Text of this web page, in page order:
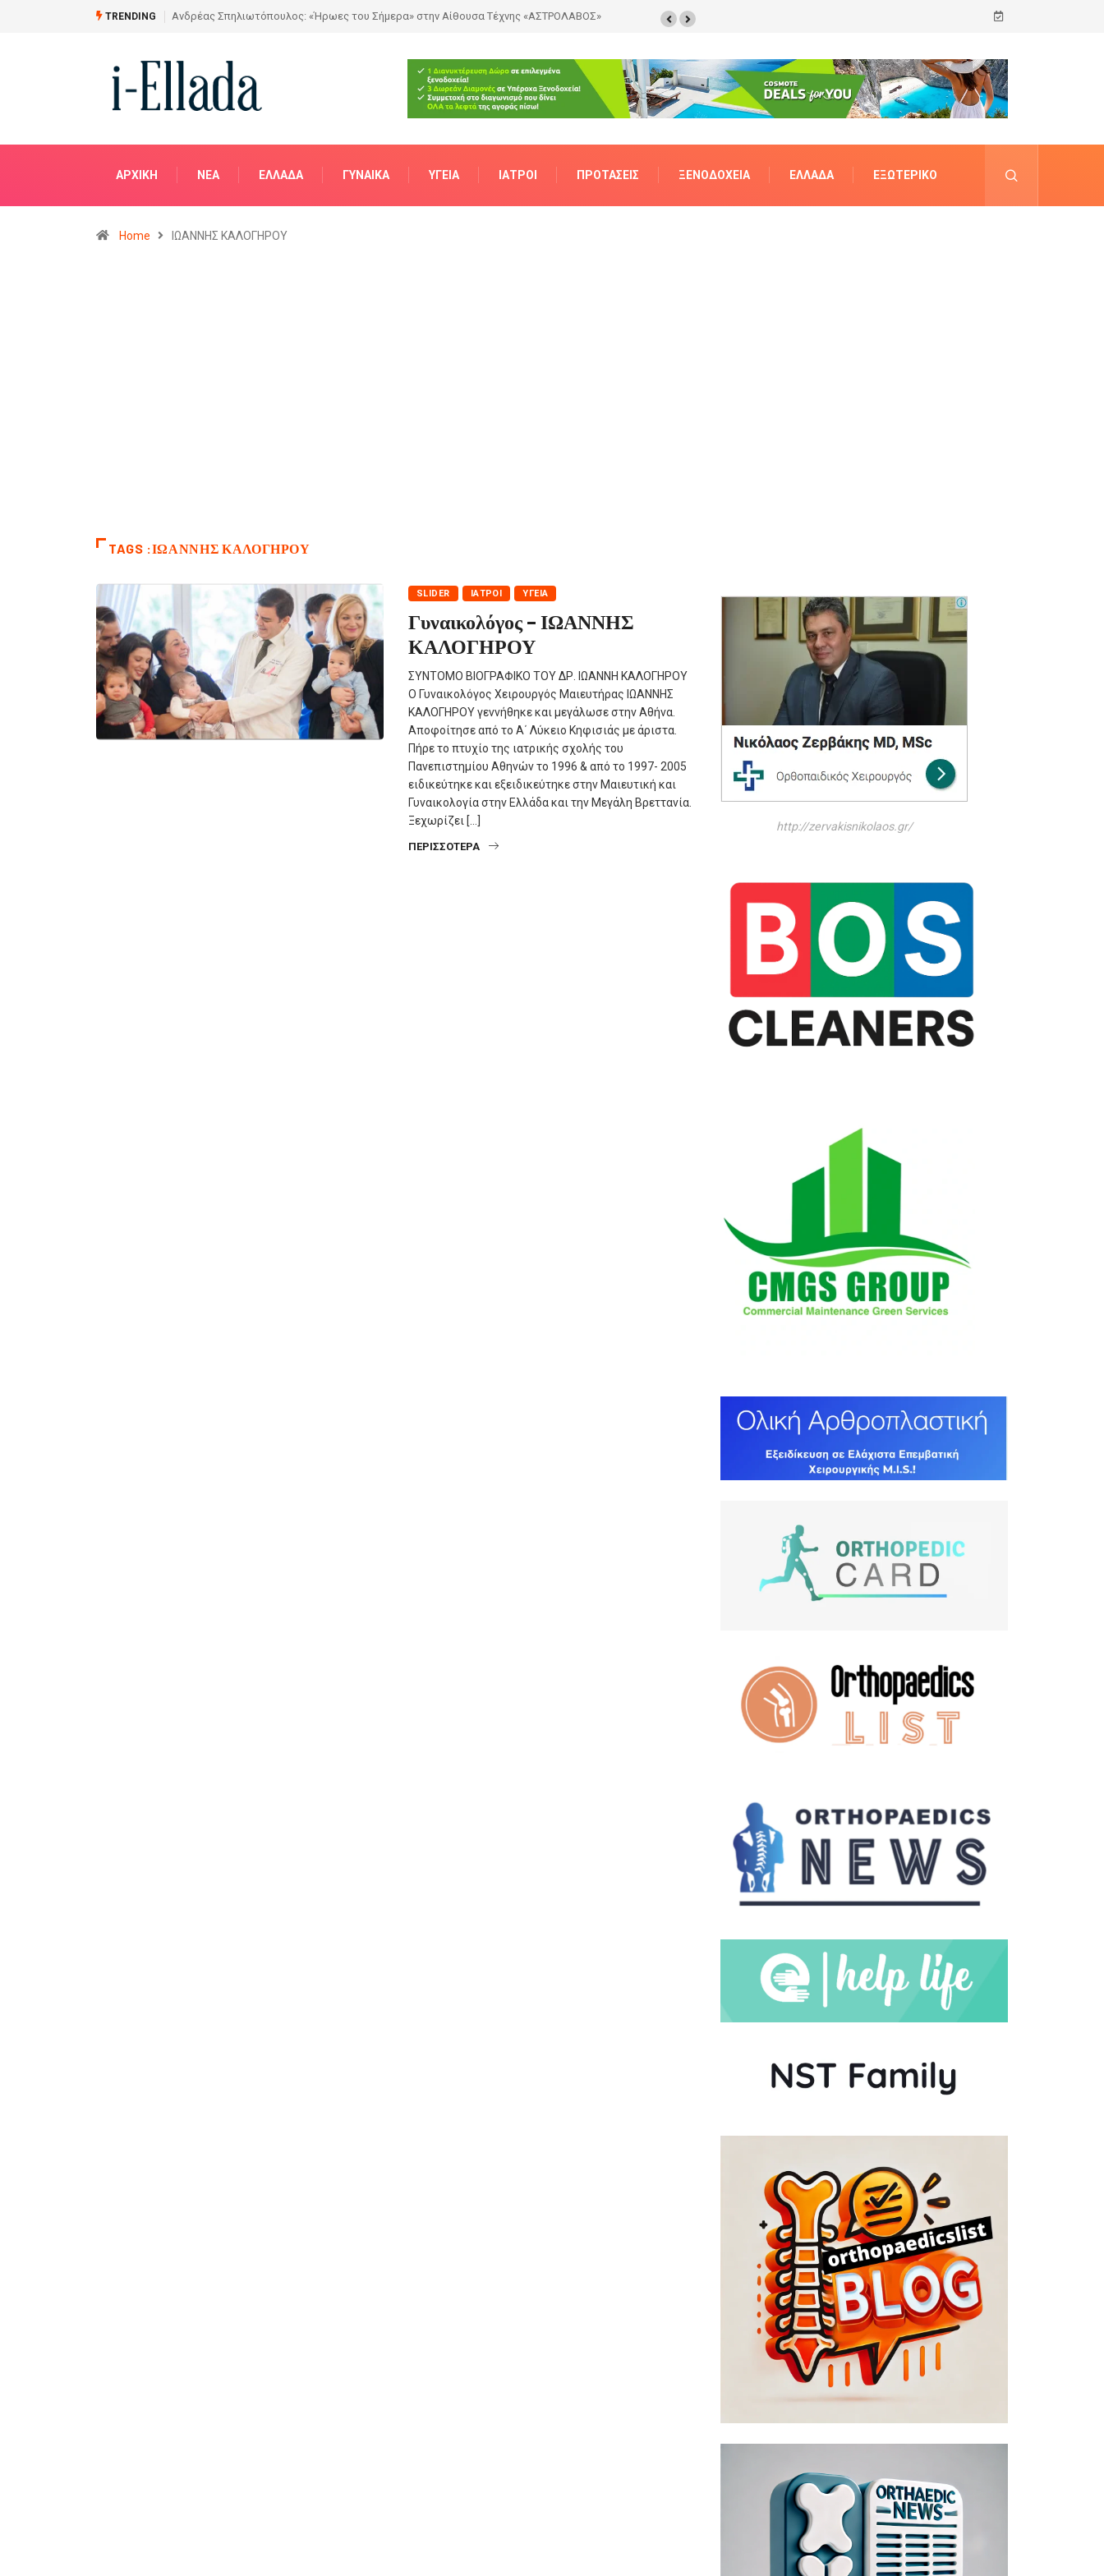
TRENDING
στην Αίθουσα Τέχνης «ΑΣΤΡΟΛΑΒΟΣ»Από το Σχέδιο στην Πραγματικότητα
ΑΡΧΙΚΗ NΈΑ ΕΛΛΆΔΑ ΓΥΝΑΊΚΑ ΥΓΕΊΑ ΙΑΤΡΟΊ ΠΡΟΤΆΣΕΙΣ ΞΕΝΟΔΟΧΕΊΑ ΕΛΛΆΔΑ ΕΞΩΤΕΡΙΚΌ
Home ΙΩΑΝΝΗΣ ΚΑΛΟΓΗΡΟΥ
TAGS :ΙΩΑΝΝΗΣ ΚΑΛΟΓΗΡΟΥ
SLIDER ΙΑΤΡΟΊ ΥΓΕΊΑ
Γυναικολόγος – ΙΩΑΝΝΗΣ
ΚΑΛΟΓΗΡΟΥ
ΣΥΝΤΟΜΟ ΒΙΟΓΡΑΦΙΚΟ ΤΟΥ ΔΡ. ΙΩΑΝΝΗ ΚΑΛΟΓΗΡΟΥ
Ο Γυναικολόγος Χειρουργός Μαιευτήρας ΙΩΑΝΝΗΣ
ΚΑΛΟΓΗΡΟΥ γεννήθηκε και μεγάλωσε στην Αθήνα.
Αποφοίτησε από το Α΄ Λύκειο Κηφισιάς με άριστα.
Πήρε το πτυχίο της ιατρικής σχολής του
Πανεπιστημίου Αθηνών το 1996 & από το 1997- 2005
ειδικεύτηκε και εξειδικεύτηκε στην Μαιευτική και
Γυναικολογία στην Ελλάδα και την Μεγάλη Βρεττανία.
Ξεχωρίζει […]
ΠΕΡΙΣΣΌΤΕΡΑ
http://zervakisnikolaos.gr/